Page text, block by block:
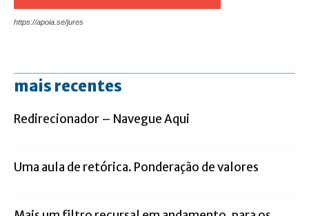
https://apoia.se/jures
mais recentes
Redirecionador – Navegue Aqui
Uma aula de retórica. Ponderação de valores